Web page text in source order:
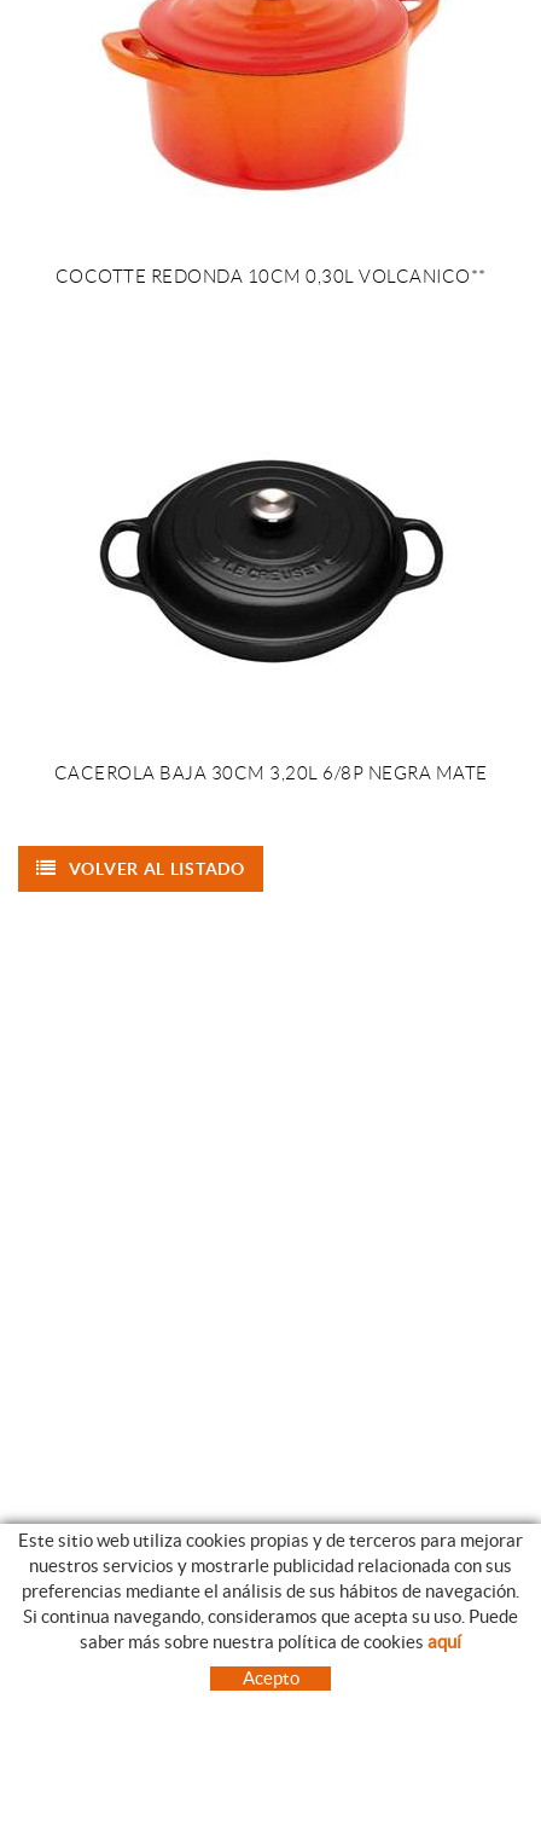
COCOTTE REDONDA 10CM 0,30L VOLCANICO**
CACEROLA BAJA 30CM 3,20L 6/8P NEGRA MATE
VOLVER AL LISTADO
CATEGORIAS GUIA DE COMPRA
CONDICIONES DE COMPRA
PAGO
Este sitio web utiliza cookies propias y de terceros para mejorar
nuestros servicios y mostrarle publicidad relacionada con sus
preferencias mediante el análisis de sus hábitos de navegación.
Si continua navegando, consideramos que acepta su uso. Puede
saber más sobre nuestra política de cookies aquí
Acepto